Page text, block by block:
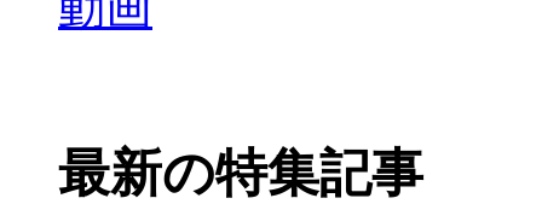
最新の特集記事